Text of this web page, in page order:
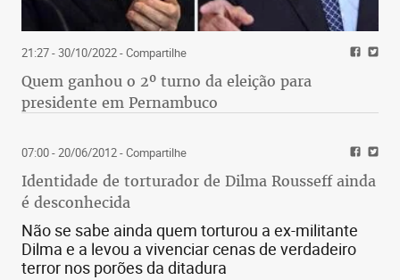
21:27 - 30/10/2022- Compartilhe
Quem ganhou o 2º turno da eleição para
presidente em Pernambuco
07:00 - 20/06/2012- Compartilhe
Identidade de torturador de Dilma Rousseff ainda
é desconhecida
Não se sabe ainda quem torturou a ex-militante
Dilma e a levou a vivenciar cenas de verdadeiro
terror nos porões da ditadura